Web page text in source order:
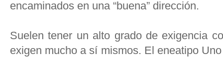
encaminados en una “buena” dirección.
Suelen tener un alto grado de exigencia
exigen mucho a sí mismos. El eneatipo